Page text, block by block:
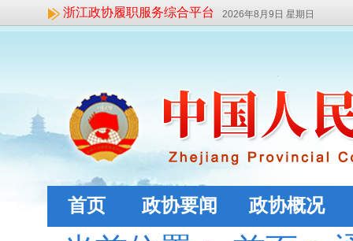
浙江政协履职服务综合平台 2026年8月9日 星期日
首页 政协要闻 政协概况